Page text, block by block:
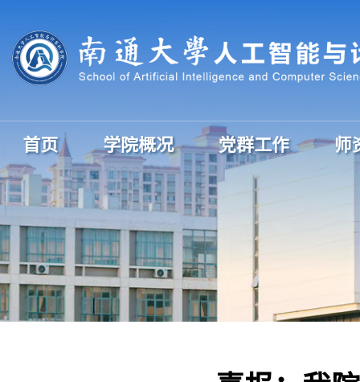
首页 学院概况 党群工作 师